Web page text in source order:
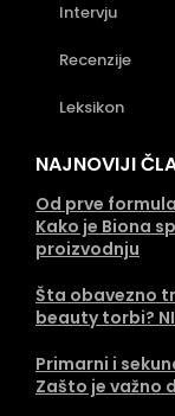
Intervju
Recenzije
Leksikon
NAJNOVIJI
Od prve
Kako je Biona
proizvodnju
Šta obavezno
beauty torbi?
Primarni i
Zašto je važno